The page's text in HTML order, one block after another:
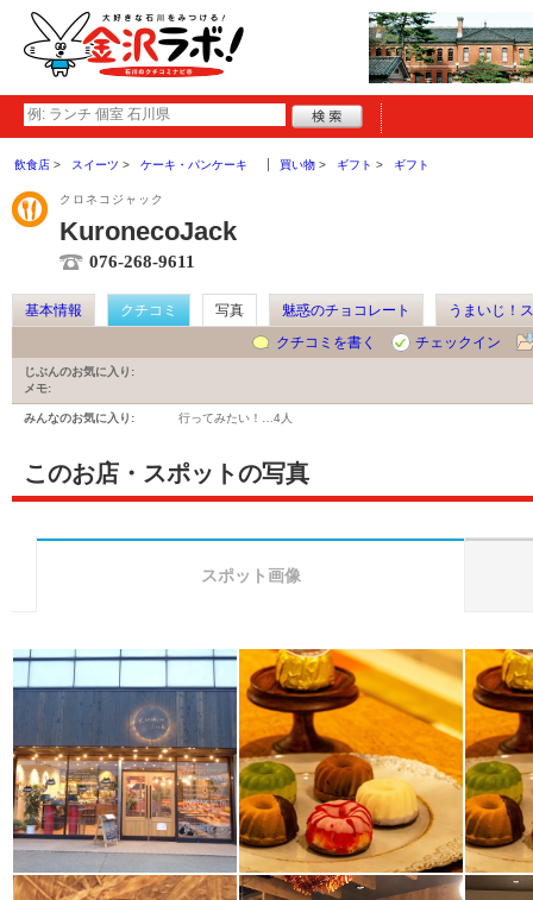
飲食店 スイーツ ケーキ・パンケーキ 買い物 ギフト ギフト
クロネコジャック
KuronecoJack
076-268-9611
基本情報 クチコミ 写真 魅惑のチョコレート
うまいじ！
クチコミを書く
チェックイン
じぶんのお気に入り:
メモ:
みんなのお気に入り: 行ってみたい！… 4人
このお店・スポットの写真
スポット画像